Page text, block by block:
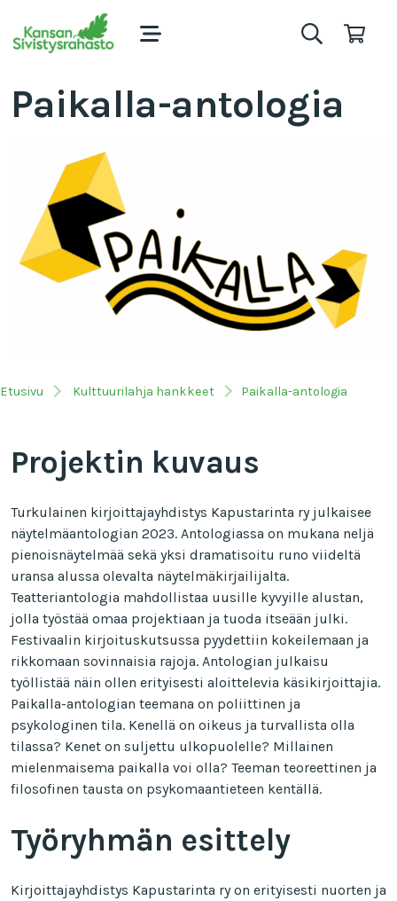
Paikalla-antologia
Etusivu Kulttuurilahja hankkeet Paikalla-antologia
Projektin kuvaus
Turkulainen kirjoittajayhdistys Kapustarinta ry julkaisee
näytelmäantologian 2023. Antologiassa on mukana neljä
pienoisnäytelmää sekä yksi dramatisoitu runo viideltä
uransa alussa olevalta näytelmäkirjailijalta.
Teatteriantologia mahdollistaa uusille kyvyille alustan,
jolla työstää omaa projektiaan ja tuoda itseään julki.
Festivaalin kirjoituskutsussa pyydettiin kokeilemaan ja
rikkomaan sovinnaisia rajoja. Antologian julkaisu
työllistää näin ollen erityisesti aloittelevia käsikirjoittajia.
Paikalla-antologian teemana on poliittinen ja
psykologinen tila. Kenellä on oikeus ja turvallista olla
tilassa? Kenet on suljettu ulkopuolelle? Millainen
mielenmaisema paikalla voi olla? Teeman teoreettinen ja
filosofinen tausta on psykomaantieteen kentällä.
Työryhmän esittely
Kirjoittajayhdistys Kapustarinta ry on erityisesti nuorten ja